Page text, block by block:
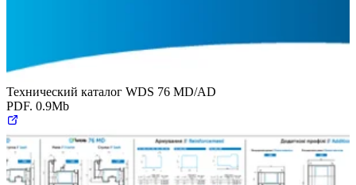
Технический каталог WDS 76 MD/AD
PDF. 0.9Mb